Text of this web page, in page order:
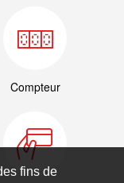
Compteur
fins de